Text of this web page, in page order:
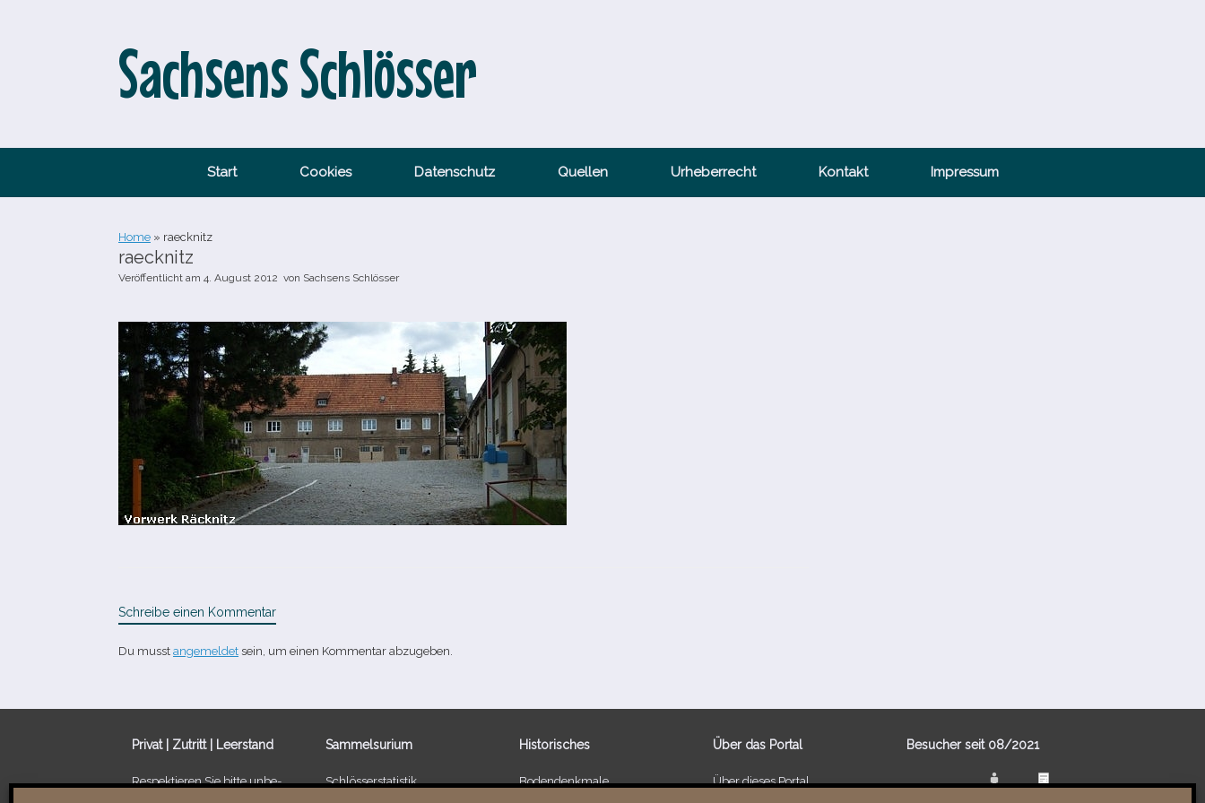
Sachsens Schlösser
Start Cookies Datenschutz Quellen Urheberrecht Kontakt Impressum
Home » raecknitz
raecknitz
Veröffentlicht am 4. August 2012 von Sachsens Schlösser
Schreibe einen Kommentar
Du musst angemeldet sein, um einen Kommentar abzugeben.
Privat | Zutritt | Leerstand
Respektieren Sie bitte unbe­
Sammelsurium
Schlösserstatistik
Historisches
Bodendenkmale
Über das Portal
Über dieses Portal
Besucher seit 08/​2021